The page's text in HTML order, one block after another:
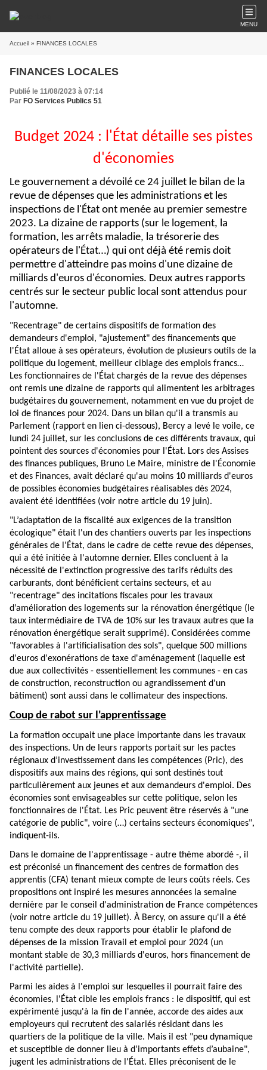
MENU
Accueil » FINANCES LOCALES
FINANCES LOCALES
Publié le 11/08/2023 à 07:14
Par FO Services Publics 51
Budget 2024 : l'État détaille ses pistes
d'économies
Le gouvernement a dévoilé ce 24 juillet le bilan de la
revue de dépenses que les administrations et les
inspections de l'État ont menée au premier semestre
2023. La dizaine de rapports (sur le logement, la
formation, les arrêts maladie, la trésorerie des
opérateurs de l'État…) qui ont déjà été remis doit
permettre d'atteindre pas moins d'une dizaine de
milliards d'euros d'économies. Deux autres rapports
centrés sur le secteur public local sont attendus pour
l'automne.
"Recentrage" de certains dispositifs de formation des
demandeurs d'emploi, "ajustement" des financements que
l'État alloue à ses opérateurs, évolution de plusieurs outils de la
politique du logement, meilleur ciblage des emplois francs…
Les fonctionnaires de l'État chargés de la revue des dépenses
ont remis une dizaine de rapports qui alimentent les arbitrages
budgétaires du gouvernement, notamment en vue du projet de
loi de finances pour 2024. Dans un bilan qu'il a transmis au
Parlement (rapport en lien ci-dessous), Bercy a levé le voile, ce
lundi 24 juillet, sur les conclusions de ces différents travaux, qui
pointent des sources d'économies pour l'État. Lors des Assises
des finances publiques, Bruno Le Maire, ministre de l'Économie
et des Finances, avait déclaré qu'au moins 10 milliards d'euros
de possibles économies budgétaires réalisables dès 2024,
avaient été identifiées (voir notre article du 19 juin).
"L’adaptation de la fiscalité aux exigences de la transition
écologique" était l'un des chantiers ouverts par les inspections
générales de l'État, dans le cadre de cette revue des dépenses,
qui a été initiée à l'automne dernier. Elles concluent à la
nécessité de l'extinction progressive des tarifs réduits des
carburants, dont bénéficient certains secteurs, et au
"recentrage" des incitations fiscales pour les travaux
d’amélioration des logements sur la rénovation énergétique (le
taux intermédiaire de TVA de 10% sur les travaux autres que la
rénovation énergétique serait supprimé). Considérées comme
"favorables à l'artificialisation des sols", quelque 500 millions
d'euros d'exonérations de taxe d'aménagement (laquelle est
due aux collectivités - essentiellement les communes - en cas
de construction, reconstruction ou agrandissement d'un
bâtiment) sont aussi dans le collimateur des inspections.
Coup de rabot sur l'apprentissage
La formation occupait une place importante dans les travaux
des inspections. Un de leurs rapports portait sur les pactes
régionaux d’investissement dans les compétences (Pric), des
dispositifs aux mains des régions, qui sont destinés tout
particulièrement aux jeunes et aux demandeurs d'emploi. Des
économies sont envisageables sur cette politique, selon les
fonctionnaires de l'État. Les Pric peuvent être réservés à "une
catégorie de public", voire (…) certains secteurs économiques",
indiquent-ils.
Dans le domaine de l'apprentissage - autre thème abordé -, il
est préconisé un financement des centres de formation des
apprentis (CFA) tenant mieux compte de leurs coûts réels. Ces
propositions ont inspiré les mesures annoncées la semaine
dernière par le conseil d'administration de France compétences
(voir notre article du 19 juillet). À Bercy, on assure qu'il a été
tenu compte des deux rapports pour établir le plafond de
dépenses de la mission Travail et emploi pour 2024 (un
montant stable de 30,3 milliards d'euros, hors financement de
l'activité partielle).
Parmi les aides à l'emploi sur lesquelles il pourrait faire des
économies, l'État cible les emplois francs : le dispositif, qui est
expérimenté jusqu'à la fin de l'année, accorde des aides aux
employeurs qui recrutent des salariés résidant dans les
quartiers de la politique de la ville. Mais il est "peu dynamique
et susceptible de donner lieu à d’importants effets d’aubaine",
jugent les administrations de l'État. Elles préconisent de le